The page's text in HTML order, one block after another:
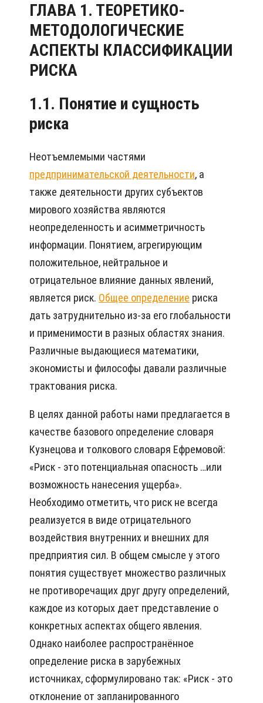
ГЛАВА 1. ТЕОРЕТИКО-
МЕТОДОЛОГИЧЕСКИЕ
АСПЕКТЫ КЛАССИФИКАЦИИ
РИСКА
1.1. Понятие и сущность
риска
Неотъемлемыми частями
предпринимательской деятельности, а
также деятельности других субъектов
мирового хозяйства являются
неопределенность и асимметричность
информации. Понятием, агрегирующим
положительное, нейтральное и
отрицательное влияние данных явлений,
является риск. Общее определение риска
дать затруднительно из-за его глобальности
и применимости в разных областях знания.
Различные выдающиеся математики,
экономисты и философы давали различные
трактования риска.
В целях данной работы нами предлагается в
качестве базового определение словаря
Кузнецова и толкового словаря Ефремовой:
«Риск - это потенциальная опасность …или
возможность нанесения ущерба».
Необходимо отметить, что риск не всегда
реализуется в виде отрицательного
воздействия внутренних и внешних для
предприятия сил. В общем смысле у этого
понятия существует множество различных
не противоречащих друг другу определений,
каждое из которых дает представление о
конкретных аспектах общего явления.
Однако наиболее распространённое
определение риска в зарубежных
источниках, сформулировано так: «Риск - это
отклонение от запланированного